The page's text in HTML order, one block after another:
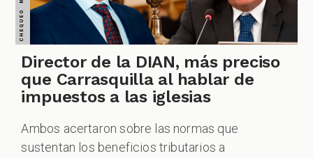
Director de la DIAN, más preciso
que Carrasquilla al hablar de
impuestos a las iglesias
Ambos acertaron sobre las normas que
sustentan los beneficios tributarios a